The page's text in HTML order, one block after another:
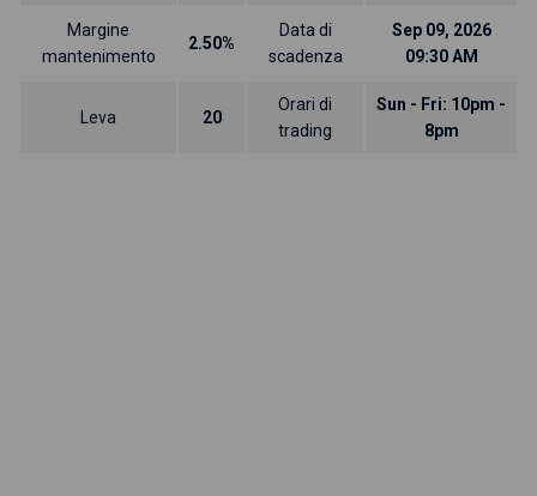
Margine
mantenimento
2.50%
Data di
scadenza
Sep 09, 2026
09:30 AM
Leva 20
Orari di
trading
Sun - Fri: 10pm -
8pm